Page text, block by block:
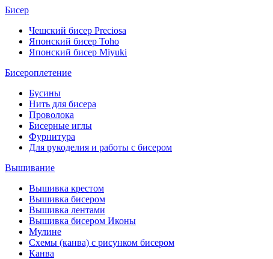
Бисер
Чешский бисер Preciosa
Японский бисер Toho
Японский бисер Miyuki
Бисероплетение
Бусины
Нить для бисера
Проволока
Бисерные иглы
Фурнитура
Для рукоделия и работы с бисером
Вышивание
Вышивка крестом
Вышивка бисером
Вышивка лентами
Вышивка бисером Иконы
Мулине
Схемы (канва) с рисунком бисером
Канва